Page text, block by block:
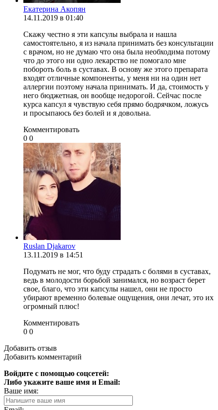
Екатерина Акопян
14.11.2019 в 01:40
Скажу честно я эти капсулы выбрала и нашла
самостоятельно, я из начала принимать без консультации
с врачом, но не думаю что она была необходима потому
что до этого ни одно лекарство не помогало мне
побороть боль в суставах. В основу же этого препарата
входят отличные компоненты, у меня ни на один нет
аллергии поэтому начала принимать. И да, стоимость у
него бюджетная, он вообще недорогой. Сейчас после
курса капсул я чувствую себя прямо бодрячком, ложусь
и просыпаюсь без болей и я довольна.
Комментировать
0 0
Ruslan Djakarov
13.11.2019 в 14:51
Подумать не мог, что буду страдать с болями в суставах,
ведь в молодости борьбой занимался, но возраст берет
свое, благо, что эти капсулы нашел, они не просто
убирают временно болевые ощущения, они лечат, это их
огромный плюс!
Комментировать
0 0
Добавить отзыв
Добавить комментарий
Войдите с помощью соцсетей:
Либо укажите ваше имя и Email:
Ваше имя: